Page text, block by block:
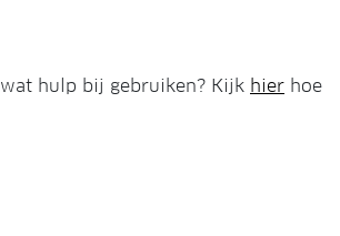
hulp bij gebruiken? Kijk hier hoe